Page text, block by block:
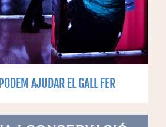
AJUDAR EL GALL FER